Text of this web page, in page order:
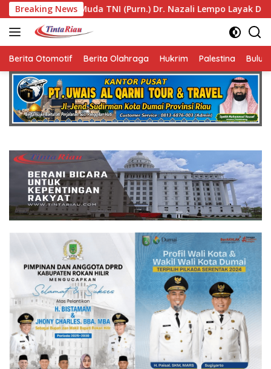
Langsung
ke
konten
Breaking News
Dr. Nazali Lempo Layak Dipertimbangkan sebagai Jaksa
Berita Otomotif Berita Olahraga Hukrim Palestina